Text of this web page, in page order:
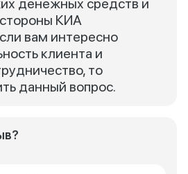
денежных средств и
КИА
вам интересно
клиента и
то
данный вопрос.